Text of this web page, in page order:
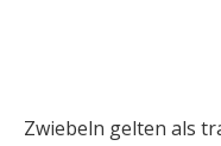
Zwiebeln gelten als